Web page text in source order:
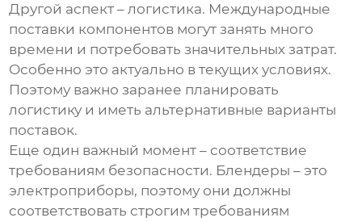
Другой аспект – логистика. Международные
поставки компонентов могут занять много
времени и потребовать значительных затрат.
Особенно это актуально в текущих условиях.
Поэтому важно заранее планировать
логистику и иметь альтернативные варианты
поставок.
Еще один важный момент – соответствие
требованиям безопасности. Блендеры – это
электроприборы, поэтому они должны
соответствовать строгим требованиям